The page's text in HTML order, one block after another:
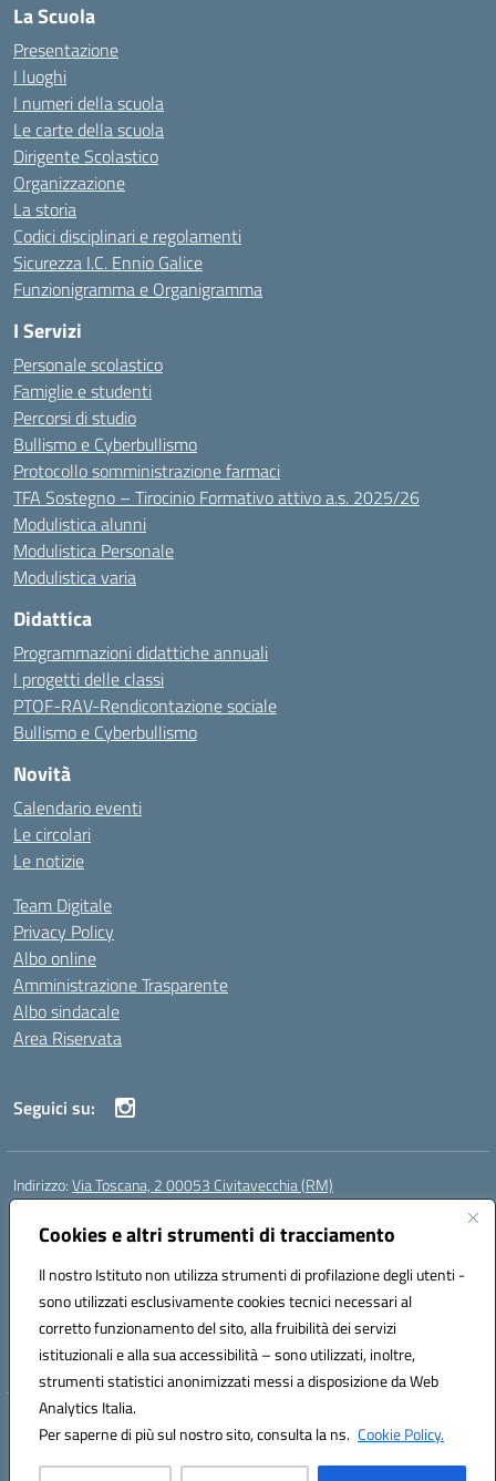
Cookies e altri strumenti di tracciamento
Il nostro Istituto non utilizza strumenti di profilazione degli utenti -
sono utilizzati esclusivamente cookies tecnici necessari al
corretto funzionamento del sito, alla fruibilità dei servizi
istituzionali e alla sua accessibilità – sono utilizzati, inoltre,
strumenti statistici anonimizzati messi a disposizione da Web
Analytics Italia.
Per saperne di più sul nostro sito, consulta la ns. Cookie Policy.
La Scuola
Presentazione
I luoghi
I numeri della scuola
Le carte della scuola
Dirigente Scolastico
Organizzazione
La storia
Codici disciplinari e regolamenti
Sicurezza I.C. Ennio Galice
Funzionigramma e Organigramma
I Servizi
Personale scolastico
Famiglie e studenti
Percorsi di studio
Bullismo e Cyberbullismo
Protocollo somministrazione farmaci
TFA Sostegno – Tirocinio Formativo attivo a.s. 2025/26
Modulistica alunni
Modulistica Personale
Modulistica varia
Didattica
Programmazioni didattiche annuali
I progetti delle classi
PTOF-RAV-Rendicontazione sociale
Bullismo e Cyberbullismo
Novità
Calendario eventi
Le circolari
Le notizie
Team Digitale
Privacy Policy
Albo online
Amministrazione Trasparente
Albo sindacale
Area Riservata
Seguici su:
Indirizzo:Via Toscana, 2 00053 Civitavecchia (RM)
Centralino:
Posta elettronica certificata (PEC):rmic8b900g@pec.istruzione.it
Codice fiscale: 91038380589
Codice meccanografico:RMIC8B900G
Codice Indice delle Pubbliche Amministrazioni (IPA): istsc_rmic8b900g
Codice unico di fatturazione (CUF): UFP4NO
Hosting & Powered by 3D Solution S.r.l.
Concept & Design by Designers Italia